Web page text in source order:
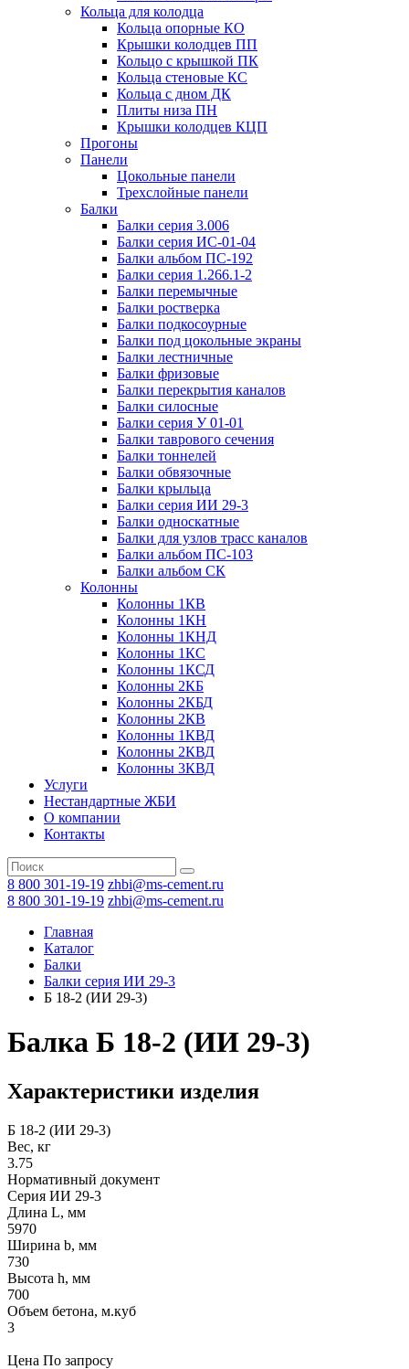
Кольца для колодца
Кольца опорные КО
Крышки колодцев ПП
Кольцо с крышкой ПК
Кольца стеновые КС
Кольца с дном ДК
Плиты низа ПН
Крышки колодцев КЦП
Прогоны
Панели
Цокольные панели
Трехслойные панели
Балки
Балки серия 3.006
Балки серия ИС-01-04
Балки альбом ПС-192
Балки серия 1.266.1-2
Балки перемычные
Балки ростверка
Балки подкосоурные
Балки под цокольные экраны
Балки лестничные
Балки фризовые
Балки перекрытия каналов
Балки силосные
Балки серия У 01-01
Балки таврового сечения
Балки тоннелей
Балки обвязочные
Балки крыльца
Балки серия ИИ 29-3
Балки односкатные
Балки для узлов трасс каналов
Балки альбом ПС-103
Балки альбом СК
Колонны
Колонны 1КВ
Колонны 1КН
Колонны 1КНД
Колонны 1КС
Колонны 1КСД
Колонны 2КБ
Колонны 2КБД
Колонны 2КВ
Колонны 1КВД
Колонны 2КВД
Колонны 3КВД
Услуги
Нестандартные ЖБИ
О компании
Контакты
8 800 301-19-19 zhbi@ms-cement.ru
8 800 301-19-19 zhbi@ms-cement.ru
Главная
Каталог
Балки
Балки серия ИИ 29-3
Б 18-2 (ИИ 29-3)
Балка Б 18-2 (ИИ 29-3)
Характеристики изделия
Б 18-2 (ИИ 29-3)
Вес, кг
3.75
Нормативный документ
Серия ИИ 29-3
Длина L, мм
5970
Ширина b, мм
730
Высота h, мм
700
Объем бетона, м.куб
3
Цена По запросу